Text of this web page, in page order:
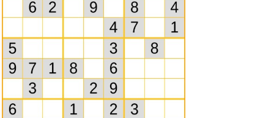
The Valvasone Organ Book-
Music...